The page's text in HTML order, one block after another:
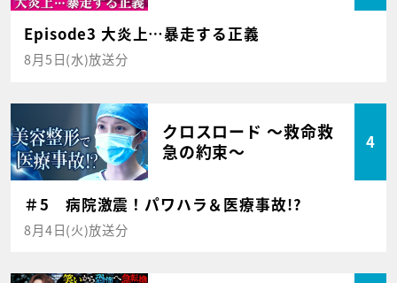
Episode3 大炎上…暴走する正義
8月5日(水)放送分
クロスロード ～救命救
急の約束～
4
＃5 病院激震！パワハラ＆医療事故!?
8月4日(火)放送分